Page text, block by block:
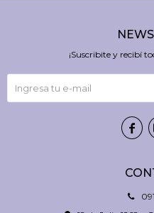
¡Suscribite y recibí
